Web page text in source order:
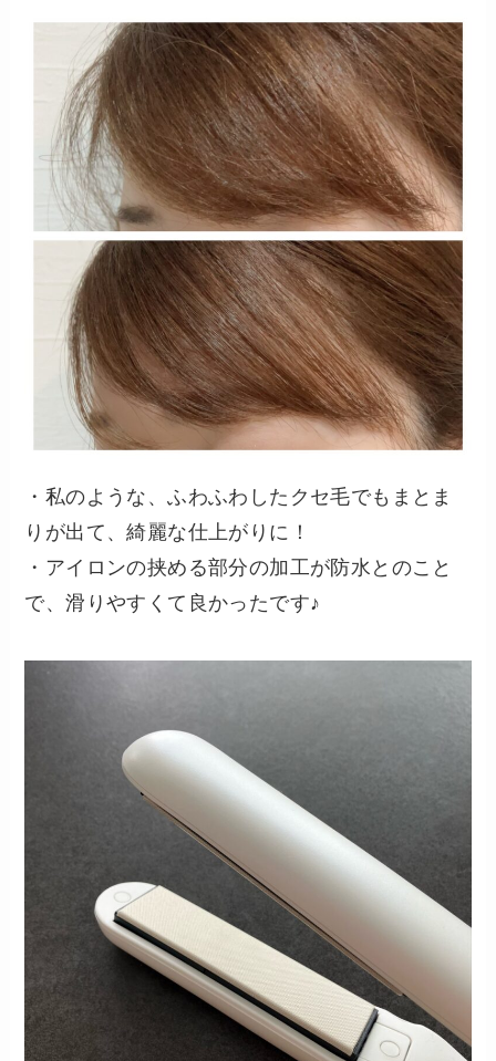
・私のような、ふわふわしたクセ毛でもまとま
りが出て、綺麗な仕上がりに！
・アイロンの挟める部分の加工が防水とのこと
で、滑りやすくて良かったです♪